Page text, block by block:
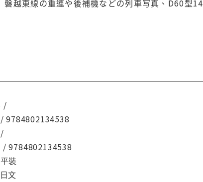
磐越東線の重連や後補機などの列車写真、D60型
/
9784802134538
/ 9784802134538
裝
文